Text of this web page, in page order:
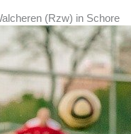
(Rzw) in Schore